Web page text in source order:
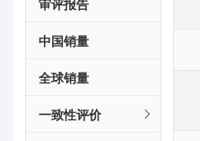
审评报告
中国销量
全球销量
一致性评价